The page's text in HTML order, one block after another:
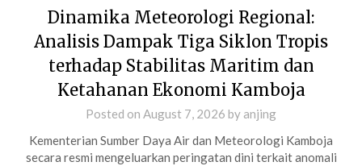
Dinamika Meteorologi Regional:
Analisis Dampak Tiga Siklon Tropis
terhadap Stabilitas Maritim dan
Ketahanan Ekonomi Kamboja
Posted on August 7, 2026 by anjing
Kementerian Sumber Daya Air dan Meteorologi Kamboja
secara resmi mengeluarkan peringatan dini terkait anomali